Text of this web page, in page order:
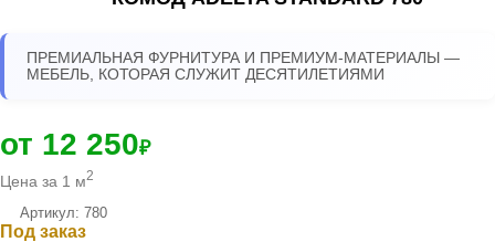
ПРЕМИАЛЬНАЯ ФУРНИТУРА И ПРЕМИУМ-МАТЕРИАЛЫ —
МЕБЕЛЬ, КОТОРАЯ СЛУЖИТ ДЕСЯТИЛЕТИЯМИ
от 12 250₽
Цена за 1 м2
Артикул: 780
Под заказ